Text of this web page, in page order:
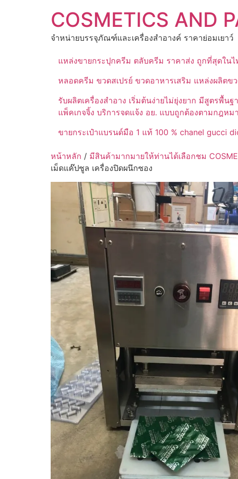
COSMETICS AND
จำหน่ายบรรจุภัณฑ์และเครื่องสำอางค์ ราคาย่อมเยาว์
แหล่งขายกระปุกครีม ตลับครีม ราคาส่ง ถูกที่สุดในไ
หลอดครีม ขวดสเปรย์ ขวดอาหารเสริม แหล่งผลิตข
รับผลิตเครื่องสำอาง เริ่มต้นง่ายไม่ยุ่งยาก มีสูตรพื้
แพ็คเกจจิ้ง บริการจดแจ้ง อย. แบบถูกต้องตามกฎห
ขายกระเป๋าแบรนด์มือ 1 แท้ 100 % chanel gucci
หน้าหลัก / มีสินค้ามากมายให้ท่านได้เลือกชม
เม็ดแค๊ปซูล เครื่องปิดผนึกซอง